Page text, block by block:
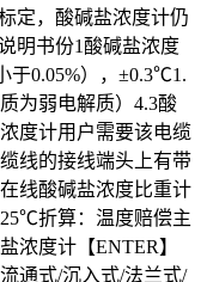
定，酸碱盐浓度计仍
明书份1酸碱盐浓度
于0.05%），±0.3℃1.
为弱电解质）4.3酸
度计用户需要该电缆
线的接线端头上有带
线酸碱盐浓度比重计
折算：温度赔偿主
浓度计【ENTER】
通式/沉入式/法兰式/